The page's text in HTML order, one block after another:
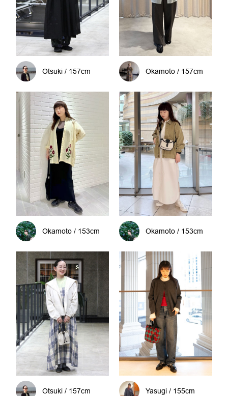
Otsuki / 157cm Okamoto / 157cm
Okamoto / 153cm Okamoto / 153cm
Otsuki / 157cm Yasugi / 155cm